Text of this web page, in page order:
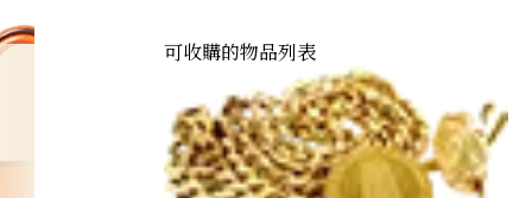
可收購的物品列表